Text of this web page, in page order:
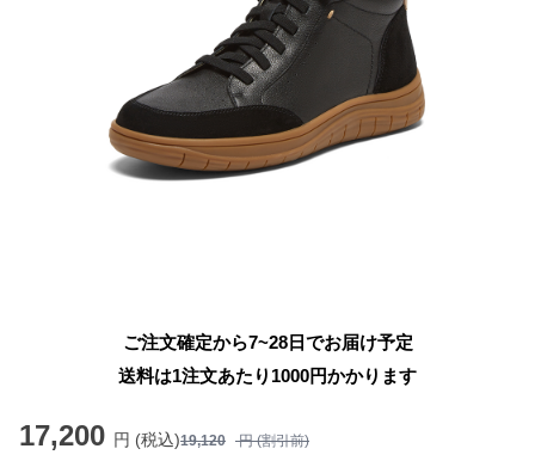
ご注文確定から7~28日でお届け予定
送料は1注文あたり 1000円かかります
17,200 円 (税込)19,120 円 (割引前)